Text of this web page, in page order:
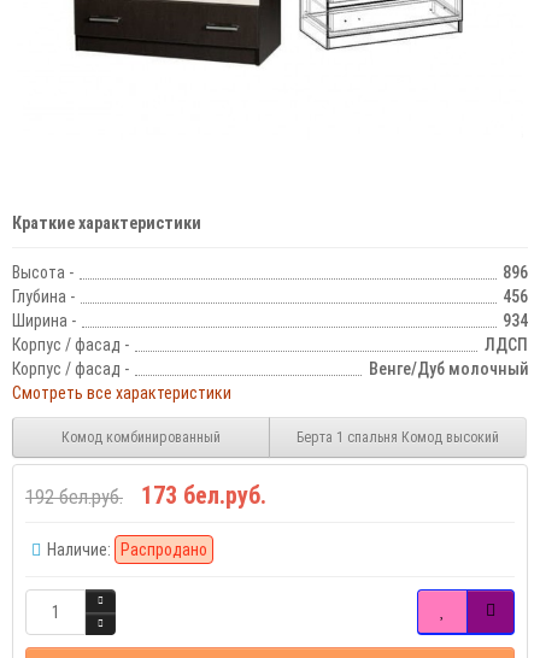
Краткие характеристики
Высота -
896
Глубина -
456
Ширина -
934
Корпус / фасад -
ЛДСП
Корпус / фасад -
Венге/Дуб молочный
Смотреть все характеристики
Комод комбинированный Берта 1 спальня Комод высокий
192 бел.руб. 173 бел.руб.
Наличие: Распродано